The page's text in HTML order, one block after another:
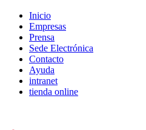
Inicio
Empresas
Prensa
Sede Electrónica
Contacto
Ayuda
intranet
tienda online